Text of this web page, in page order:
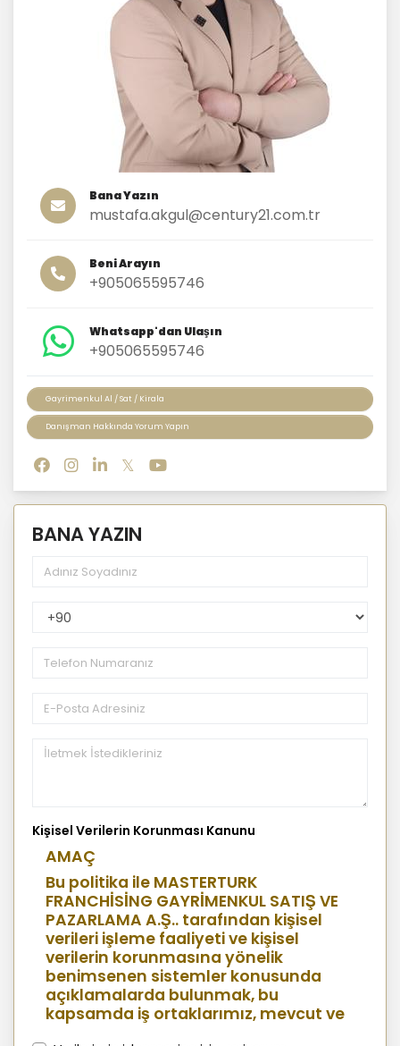
Bana Yazın
mustafa.akgul@century21.com.tr
Beni Arayın
+905065595746
Whatsapp'dan Ulaşın
+905065595746
Gayrimenkul Al / Sat / Kirala
Danışman Hakkında Yorum Yapın
BANA YAZIN
PhoneNumberCountryPhoneCode
Kişisel Verilerin Korunması Kanunu
AMAÇ
Bu politika ile MASTERTURK
FRANCHİSİNG GAYRİMENKUL SATIŞ VE
PAZARLAMA A.Ş.. tarafından kişisel
verileri işleme faaliyeti ve kişisel
verilerin korunmasına yönelik
benimsenen sistemler konusunda
açıklamalarda bulunmak, bu
kapsamda iş ortaklarımız, mevcut ve